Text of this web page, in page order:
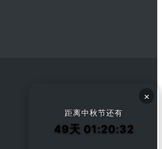
×
距离中秋节还有
49天 01:20:31